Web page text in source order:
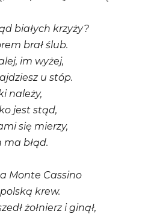
białych krzyży?
brał ślub.
im wyżej,
u stóp.
należy,
jest stąd,
się mierzy,
błąd.
Monte Cassino
krew.
żołnierz i ginął,